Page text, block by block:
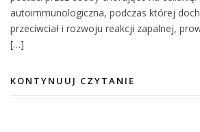
autoimmunologiczna, podczas której
przeciwciał i rozwoju reakcji zapalnej,
[…]
KONTYNUUJ CZYTANIE